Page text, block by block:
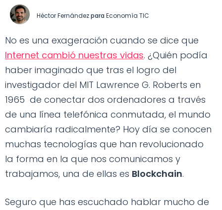
Héctor Fernándezpara Economía TIC
No es una exageración cuando se dice que
Internet cambió nuestras vidas. ¿Quién podía
haber imaginado que tras el logro del
investigador del MIT Lawrence G. Roberts en
1965 de conectar dos ordenadores a través
de una línea telefónica conmutada, el mundo
cambiaría radicalmente? Hoy día se conocen
muchas tecnologías que han revolucionado
la forma en la que nos comunicamos y
trabajamos, una de ellas es Blockchain.
Seguro que has escuchado hablar mucho de